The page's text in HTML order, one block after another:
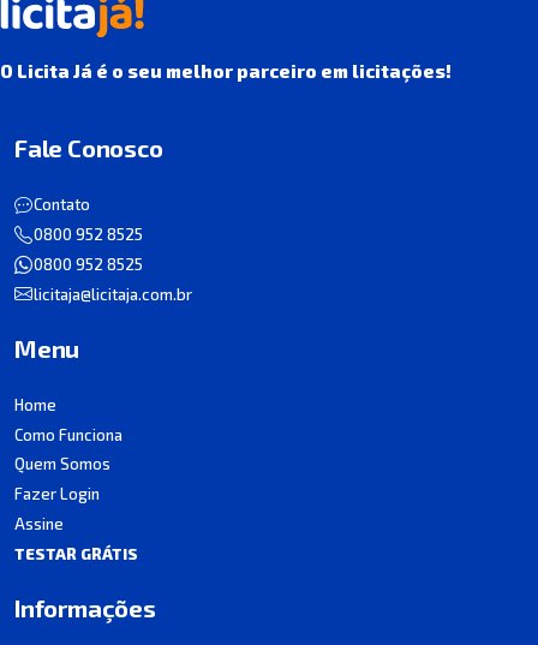
O Licita Já é o seu melhor parceiro em licitações!
Fale Conosco
Contato
0800 952 8525
0800 952 8525
licitaja@licitaja.com.br
Menu
Home
Como Funciona
Quem Somos
Fazer Login
Assine
TESTAR GRÁTIS
Informações